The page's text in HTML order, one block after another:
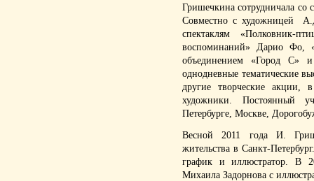
Гришечкина сотрудничала со
Совместно с художницей
спектаклям «Полковник-
воспоминаний» Дарио Фо,
объединением «Город С»
однодневные тематические
другие творческие акции,
художники. Постоянный
Петербурге, Москве,
Весной 2011 года И.
жительства в Санкт-
график и иллюстратор. В
Михаила Задорнова с